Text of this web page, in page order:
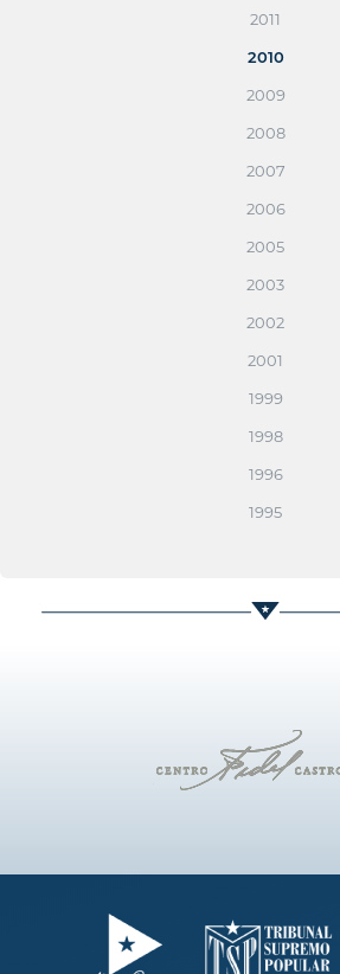
2011
2010
2009
2008
2007
2006
2005
2003
2002
2001
1999
1998
1996
1995